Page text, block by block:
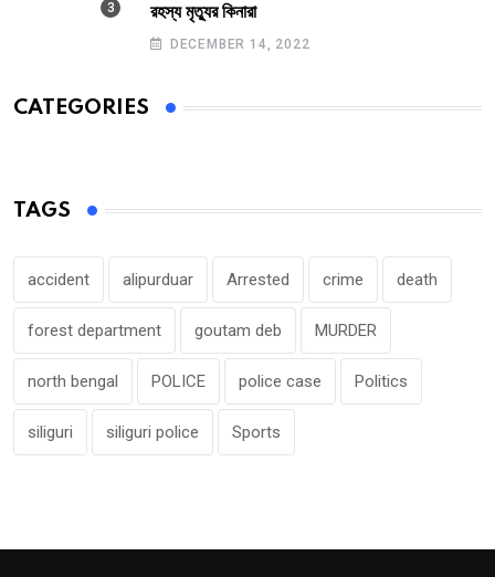
রহস্য মৃত্যুর কিনারা
DECEMBER 14, 2022
CATEGORIES
TAGS
accident alipurduar Arrested crime death
forest department goutam deb MURDER
north bengal POLICE police case Politics
siliguri siliguri police Sports